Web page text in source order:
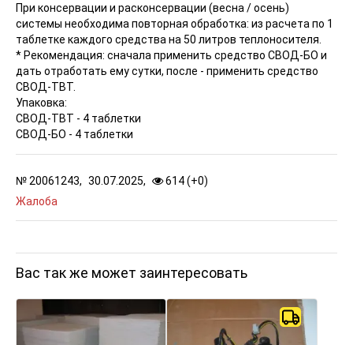
При консервации и расконсервации (весна / осень)
системы необходима повторная обработка: из расчета по 1
таблетке каждого средства на 50 литров теплоносителя.
* Рекомендация: сначала применить средство СВОД-БО и
дать отработать ему сутки, после - применить средство
СВОД-ТВТ.
Упаковка:
СВОД-ТВТ - 4 таблетки
СВОД-БО - 4 таблетки
№ 20061243, 30.07.2025, 614 (+0)
Жалоба
Вас так же может заинтересовать